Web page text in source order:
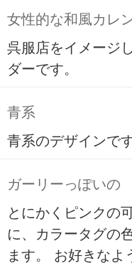
女性的な和風カレ
呉服店をイメージ
ダーです。
青系
青系のデザインで
ガーリーっぽいの
とにかくピンクの
に、カラータグの
ます。 お好きなよ